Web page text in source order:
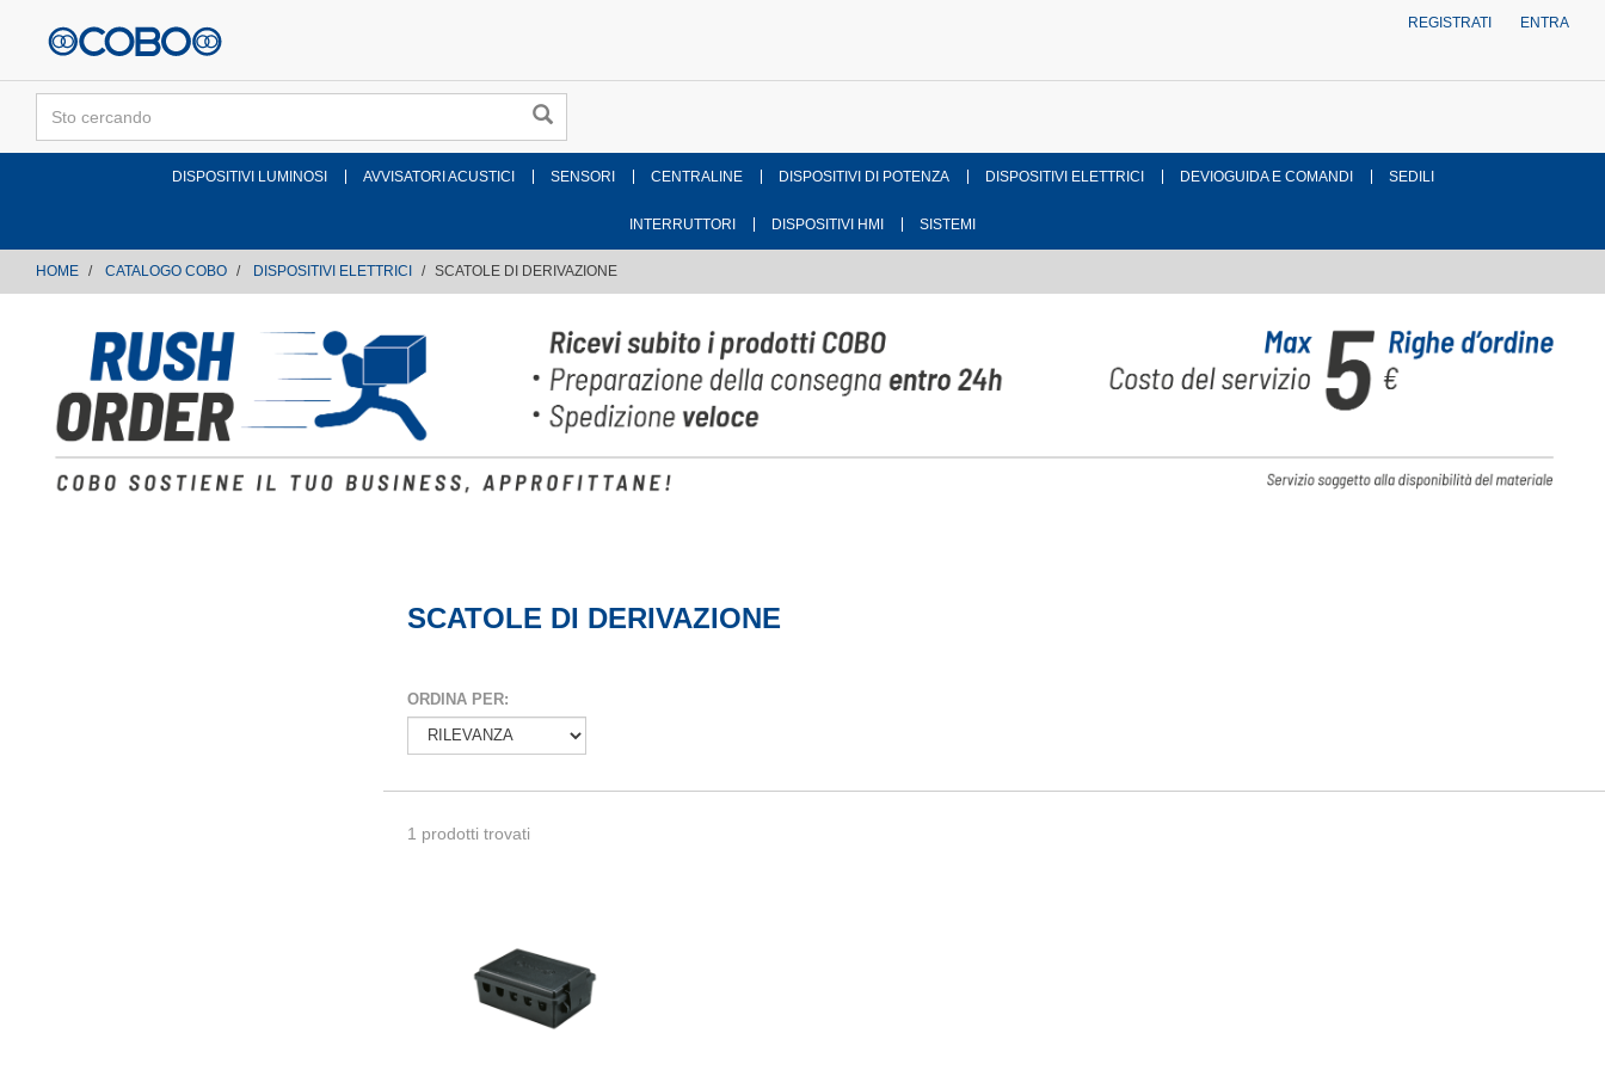
REGISTRATI ENTRA
DISPOSITIVI LUMINOSI AVVISATORI ACUSTICI SENSORI CENTRALINE DISPOSITIVI DI POTENZA DISPOSITIVI ELETTRICI DEVIOGUIDA E COMANDI SEDILI
INTERRUTTORI DISPOSITIVI HMI SISTEMI
HOME CATALOGO COBO DISPOSITIVI ELETTRICI SCATOLE DI DERIVAZIONE
SCATOLE DI DERIVAZIONE
ORDINA PER:
1 prodotti trovati